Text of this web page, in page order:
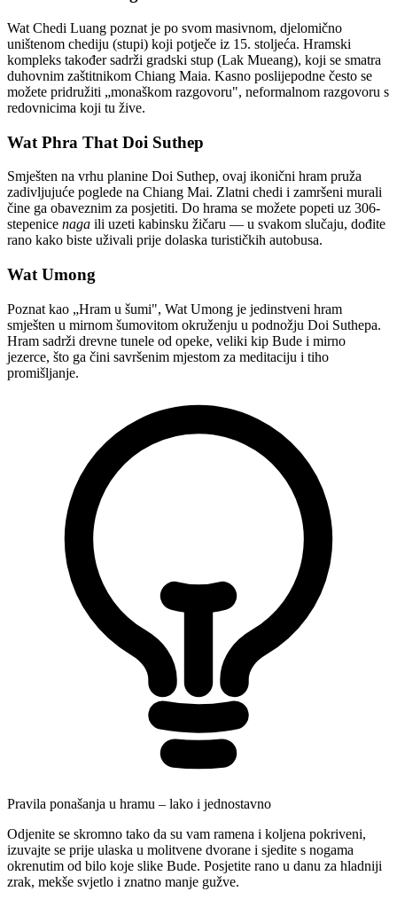
Wat Chedi Luang poznat je po svom masivnom, djelomično
uništenom chediju (stupi) koji potječe iz 15. stoljeća. Hramski
kompleks također sadrži gradski stup (Lak Mueang), koji se smatra
duhovnim zaštitnikom Chiang Maia. Kasno poslijepodne često se
možete pridružiti „monaškom razgovoru", neformalnom razgovoru s
redovnicima koji tu žive.
Wat Phra That Doi Suthep
Smješten na vrhu planine Doi Suthep, ovaj ikonični hram pruža
zadivljujuće poglede na Chiang Mai. Zlatni chedi i zamršeni murali
čine ga obaveznim za posjetiti. Do hrama se možete popeti uz 306-
stepenice naga ili uzeti kabinsku žičaru — u svakom slučaju, dođite
rano kako biste uživali prije dolaska turističkih autobusa.
Wat Umong
Poznat kao „Hram u šumi", Wat Umong je jedinstveni hram
smješten u mirnom šumovitom okruženju u podnožju Doi Suthepa.
Hram sadrži drevne tunele od opeke, veliki kip Bude i mirno
jezerce, što ga čini savršenim mjestom za meditaciju i tiho
promišljanje.
Pravila ponašanja u hramu – lako i jednostavno
Odjenite se skromno tako da su vam ramena i koljena pokriveni,
izuvajte se prije ulaska u molitvene dvorane i sjedite s nogama
okrenutim od bilo koje slike Bude. Posjetite rano u danu za hladniji
zrak, mekše svjetlo i znatno manje gužve.